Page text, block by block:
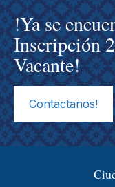
!Ya se
Inscripción
Vacante!
Contactanos!